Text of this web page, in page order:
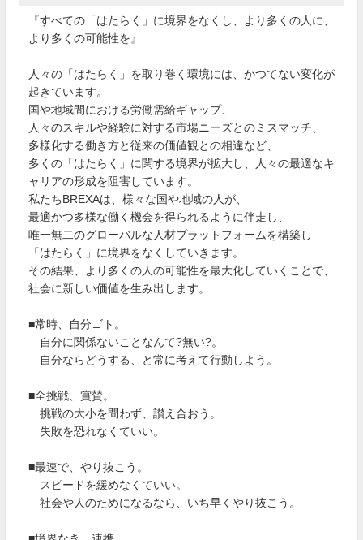
『すべての「はたらく」に境界をなくし、より多くの人に、
より多くの可能性を』
人々の「はたらく」を取り巻く環境には、かつてない変化が
起きています。
国や地域間における労働需給ギャップ、
人々のスキルや経験に対する市場ニーズとのミスマッチ、
多様化する働き方と従来の価値観との相違など、
多くの「はたらく」に関する境界が拡大し、人々の最適なキ
ャリアの形成を阻害しています。
私たちBREXAは、様々な国や地域の人が、
最適かつ多様な働く機会を得られるように伴走し、
唯一無二のグローバルな人材プラットフォームを構築し
「はたらく」に境界をなくしていきます。
その結果、より多くの人の可能性を最大化していくことで、
社会に新しい価値を生み出します。
■常時、自分ゴト。
自分に関係ないことなんて?無い?。
自分ならどうする、と常に考えて行動しよう。
■全挑戦、賞賛。
挑戦の大小を問わず、讃え合おう。
失敗を恐れなくていい。
■最速で、やり抜こう。
スピードを緩めなくていい。
社会や人のためになるなら、いち早くやり抜こう。